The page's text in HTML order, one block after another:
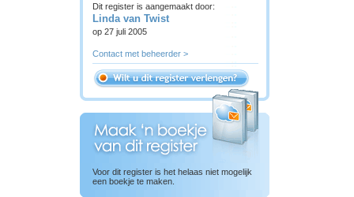
Dit register is aangemaakt door:
Linda van Twist
op 27 juli 2005
Contact met beheerder >
Voor dit register is het helaas niet mogelijk
een boekje te maken.